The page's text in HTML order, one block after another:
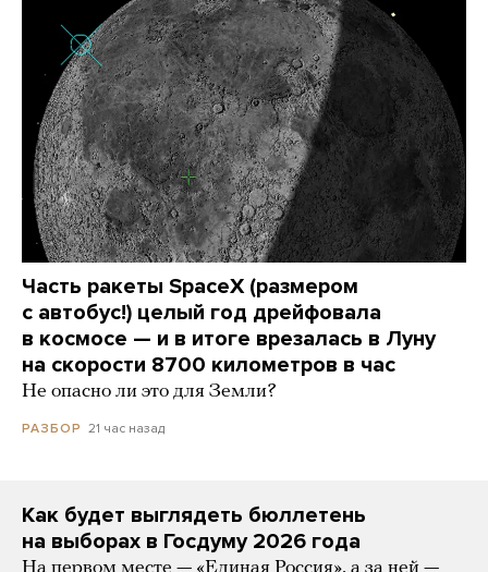
Часть ракеты SpaceX (размером
с автобус!) целый год дрейфовала
в космосе — и в итоге врезалась в Луну
на скорости 8700 километров в час
Не опасно ли это для Земли?
РАЗБОР 21 час назад
Как будет выглядеть бюллетень
на выборах в Госдуму 2026 года